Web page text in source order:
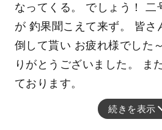
なってくる。 でしょう！ 二
が 釣果聞こえて来ず。 皆さ
倒して貰い お疲れ様でした
りがとうございました。 ま
ております。
続きを表示